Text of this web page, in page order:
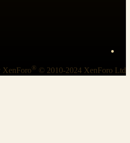
XenForo® © 2010-2024 XenForo Ltd.